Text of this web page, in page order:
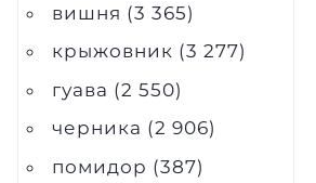
вишня (3 365)
крыжовник (3 277)
гуава (2 550)
черника (2 906)
помидор (387)